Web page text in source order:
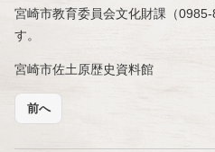
宮崎市教育委員会文化財課（
す。
宮崎市佐土原歴史資料館
前へ